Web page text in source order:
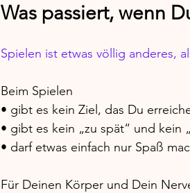
Was passiert, wenn
Spielen ist etwas völlig anderes,
Beim Spielen
• gibt es kein Ziel, das Du
• gibt es kein „zu spät“ und kein
• darf etwas einfach nur Spaß
Für Deinen Körper und Dein